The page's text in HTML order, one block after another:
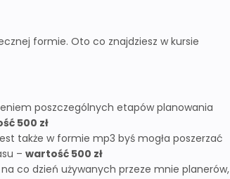
formie. Oto co znajdziesz w kursie
poszczególnych etapów planowania
500 zł
także w formie mp3 byś mogła poszerzać
–wartość 500 zł
na co dzień używanych przeze mnie planerów,